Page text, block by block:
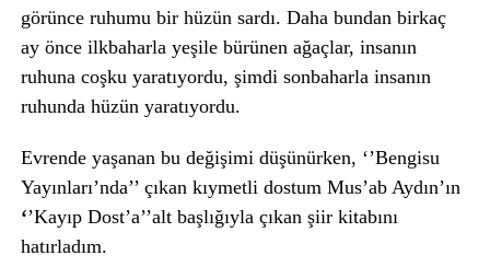
görünce ruhumu bir hüzün sardı. Daha bundan birkaç
ay önce ilkbaharla yeşile bürünen ağaçlar, insanın
ruhuna coşku yaratıyordu, şimdi sonbaharla insanın
ruhunda hüzün yaratıyordu.
Evrende yaşanan bu değişimi düşünürken, ‘’Bengisu
Yayınları’nda’’ çıkan kıymetli dostum Mus’ab Aydın’ın
‘’Kayıp Dost’a’’alt başlığıyla çıkan şiir kitabını
hatırladım.